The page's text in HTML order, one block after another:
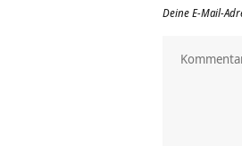
Deine E-Mail-